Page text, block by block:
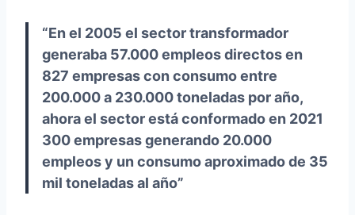
“En el 2005 el sector transformador
generaba 57.000 empleos directos en
827 empresas con consumo entre
200.000 a 230.000 toneladas por año,
ahora el sector está conformado en 2021
300 empresas generando 20.000
empleos y un consumo aproximado de 35
mil toneladas al año”